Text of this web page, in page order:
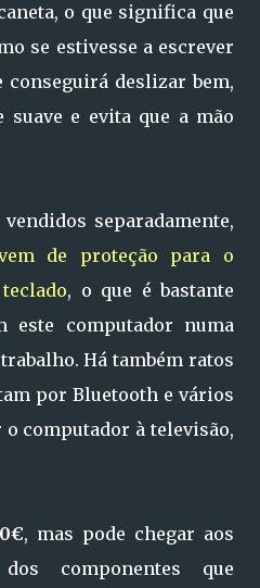
o que significa que
se estivesse a escrever
deslizar bem,
suave e evita que a mão
separadamente,
de proteção para o
, o que é bastante
este computador numa
Há também ratos
por Bluetooth e vários
computador à televisão,
, mas pode chegar aos
componentes que